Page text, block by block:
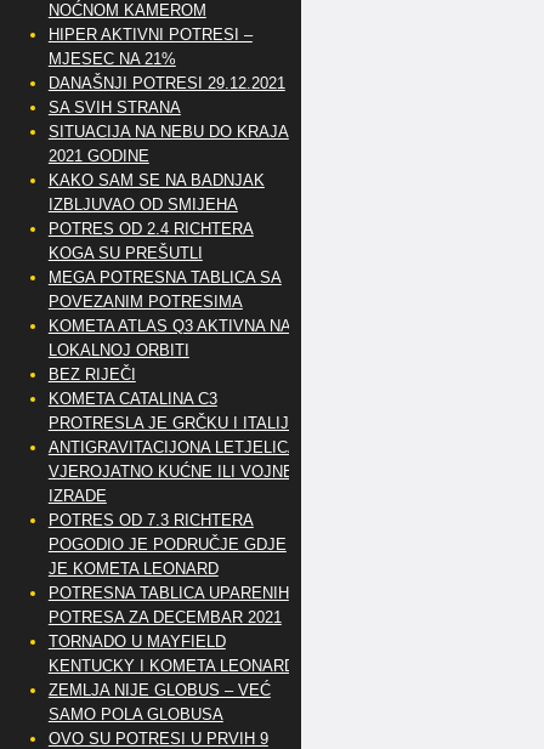
NOĆNOM KAMEROM
HIPER AKTIVNI POTRESI –
MJESEC NA 21%
DANAŠNJI POTRESI 29.12.2021
SA SVIH STRANA
SITUACIJA NA NEBU DO KRAJA
2021 GODINE
KAKO SAM SE NA BADNJAK
IZBLJUVAO OD SMIJEHA
POTRES OD 2.4 RICHTERA
KOGA SU PREŠUTLI
MEGA POTRESNA TABLICA SA
POVEZANIM POTRESIMA
KOMETA ATLAS Q3 AKTIVNA NA
LOKALNOJ ORBITI
BEZ RIJEČI
KOMETA CATALINA C3
PROTRESLA JE GRČKU I ITALIJU
ANTIGRAVITACIJONA LETJELICA
VJEROJATNO KUĆNE ILI VOJNE
IZRADE
POTRES OD 7.3 RICHTERA
POGODIO JE PODRUČJE GDJE
JE KOMETA LEONARD
POTRESNA TABLICA UPARENIH
POTRESA ZA DECEMBAR 2021
TORNADO U MAYFIELD
KENTUCKY I KOMETA LEONARD
ZEMLJA NIJE GLOBUS – VEĆ
SAMO POLA GLOBUSA
OVO SU POTRESI U PRVIH 9